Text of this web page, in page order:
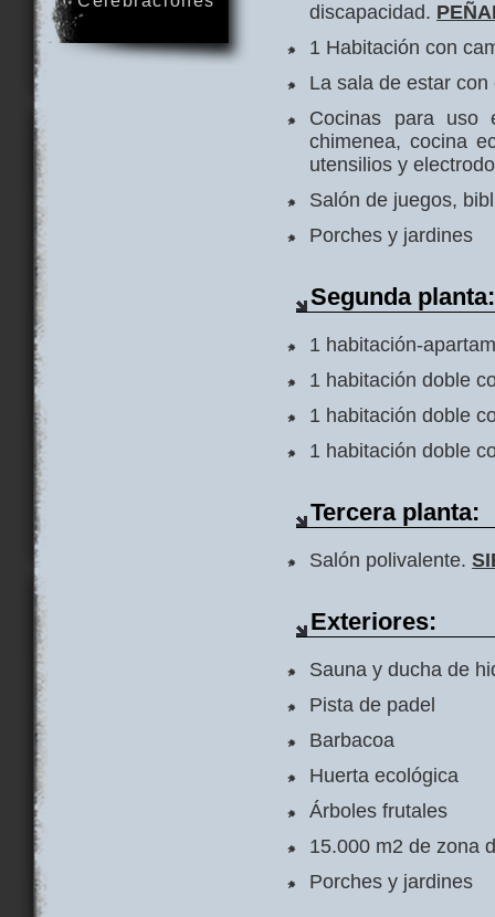
discapacidad.
1 Habitación con
La sala de estar
Cocinas para uso
chimenea, cocina
utensilios y
Salón de juegos,
Porches y jardines
Segunda planta:
1 habitación-
1 habitación doble
1 habitación doble
1 habitación doble
Tercera planta:
Salón polivalente.
Exteriores:
Sauna y ducha de
Pista de padel
Barbacoa
Huerta ecológica
Árboles frutales
15.000 m2 de zona
Porches y jardines